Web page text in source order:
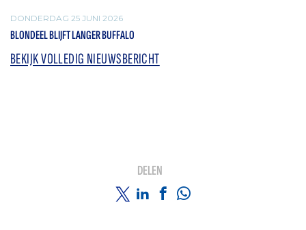
DONDERDAG 25 JUNI 2026
BLONDEEL BLIJFT LANGER BUFFALO
BEKIJK VOLLEDIG NIEUWSBERICHT
DELEN